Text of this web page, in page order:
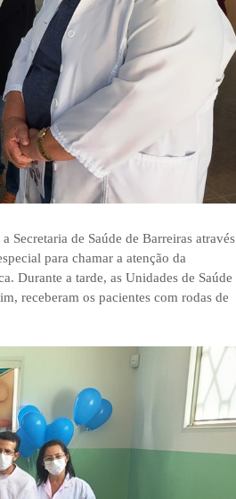
Secretaria de Saúde de Barreiras através
para chamar a atenção da
Durante a tarde, as Unidades de Saúde
receberam os pacientes com rodas de